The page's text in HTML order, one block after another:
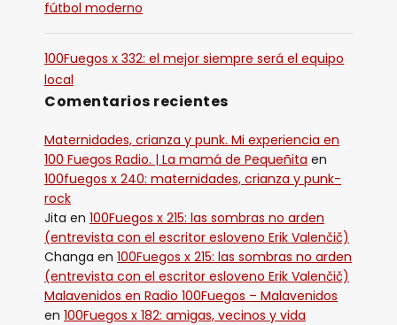
fútbol moderno
100Fuegos x 332: el mejor siempre será el equipo
local
Comentarios recientes
Maternidades, crianza y punk. Mi experiencia en
100 Fuegos Radio. | La mamá de Pequeñita en
100fuegos x 240: maternidades, crianza y punk-
rock
Jita en 100Fuegos x 215: las sombras no arden
(entrevista con el escritor esloveno Erik Valenčič)
Changa en 100Fuegos x 215: las sombras no arden
(entrevista con el escritor esloveno Erik Valenčič)
Malavenidos en Radio 100Fuegos – Malavenidos
en 100Fuegos x 182: amigas, vecinos y vida